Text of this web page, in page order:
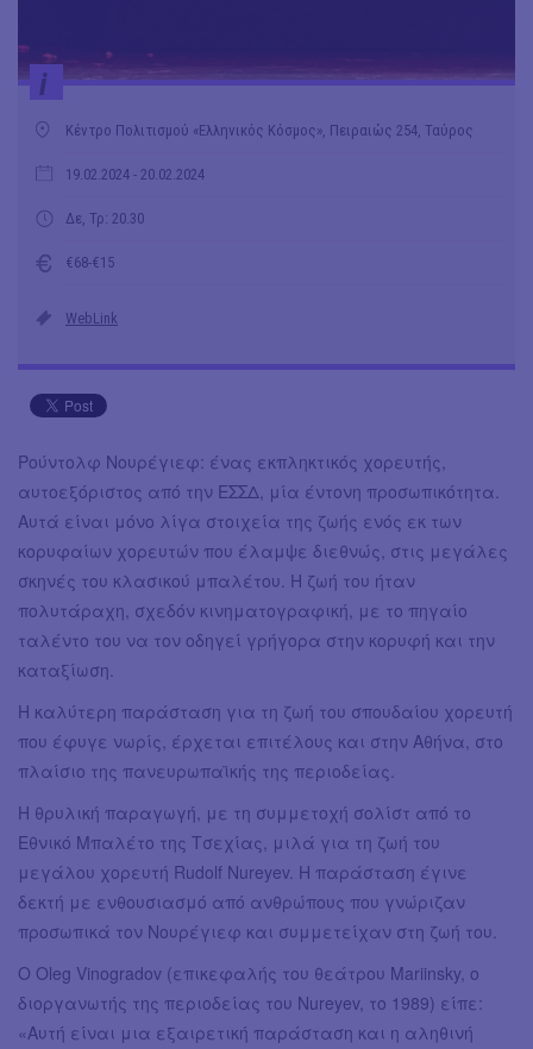
i
Κέντρο Πολιτισμού «Ελληνικός Κόσμος», Πειραιώς 254, Ταύρος
19.02.2024 - 20.02.2024
Δε, Τρ: 20.30
€68-€15
WebLink
Ρούντολφ Νουρέγιεφ: ένας εκπληκτικός χορευτής,
αυτοεξόριστος από την ΕΣΣΔ, μία έντονη προσωπικότητα.
Αυτά είναι μόνο λίγα στοιχεία της ζωής ενός εκ των
κορυφαίων χορευτών που έλαμψε διεθνώς, στις μεγάλες
σκηνές του κλασικού μπαλέτου. Η ζωή του ήταν
πολυτάραχη, σχεδόν κινηματογραφική, με το πηγαίο
ταλέντο του να τον οδηγεί γρήγορα στην κορυφή και την
καταξίωση.
Η καλύτερη παράσταση για τη ζωή του σπουδαίου χορευτή
που έφυγε νωρίς, έρχεται επιτέλους και στην Αθήνα, στο
πλαίσιο της πανευρωπαϊκής της περιοδείας.
Η θρυλική παραγωγή, με τη συμμετοχή σολίστ από το
Εθνικό Μπαλέτο της Τσεχίας, μιλά για τη ζωή του
μεγάλου χορευτή Rudolf Nureyev. Η παράσταση έγινε
δεκτή με ενθουσιασμό από ανθρώπους που γνώριζαν
προσωπικά τον Νουρέγιεφ και συμμετείχαν στη ζωή του.
Ο Oleg Vinogradov (επικεφαλής του θεάτρου Mariinsky, ο
διοργανωτής της περιοδείας του Nureyev, το 1989) είπε:
«Αυτή είναι μια εξαιρετική παράσταση και η αληθινή